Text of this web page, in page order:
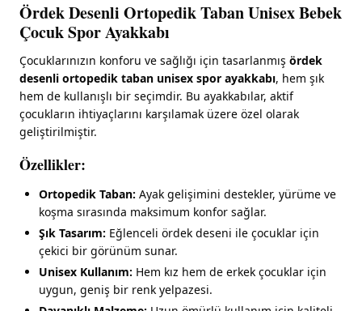
Ördek Desenli Ortopedik Taban Unisex Bebek
Çocuk Spor Ayakkabı
Çocuklarınızın konforu ve sağlığı için tasarlanmış ördek
desenli ortopedik taban unisex spor ayakkabı, hem şık
hem de kullanışlı bir seçimdir. Bu ayakkabılar, aktif
çocukların ihtiyaçlarını karşılamak üzere özel olarak
geliştirilmiştir.
Özellikler:
Ortopedik Taban: Ayak gelişimini destekler, yürüme ve
koşma sırasında maksimum konfor sağlar.
Şık Tasarım: Eğlenceli ördek deseni ile çocuklar için
çekici bir görünüm sunar.
Unisex Kullanım: Hem kız hem de erkek çocuklar için
uygun, geniş bir renk yelpazesi.